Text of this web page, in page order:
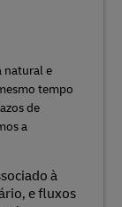
natural e
tempo
de
a
à
e fluxos